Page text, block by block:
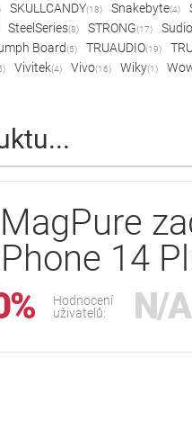
SKULLCANDY(18) Snakebyte(4)
SteelSeries(8) STRONG(17) Sudio
Board(5) TRUAUDIO(19)
Vivitek(4) Vivo(16) Wiky(1)
14
Hodnocení
uživatelů:
N/A